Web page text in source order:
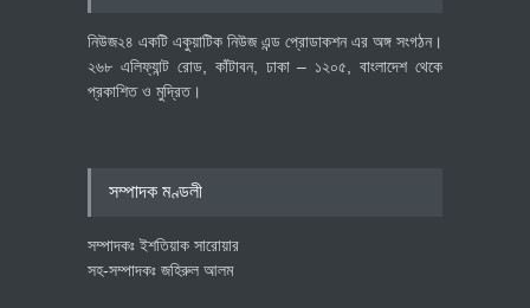
নিউজ২৪ একটি একুয়াটিক নিউজ এন্ড প্রোডাকশন এর অঙ্গ সংগঠন।
২৬৮ এলিফ্যান্ট রোড, কাঁটাবন, ঢাকা – ১২০৫, বাংলাদেশ থেকে
প্রকাশিত ও মুদ্রিত।
সম্পাদক মণ্ডলী
সম্পাদকঃ ইশতিয়াক সারোয়ার
সহ-সম্পাদকঃ জহিরুল আলম